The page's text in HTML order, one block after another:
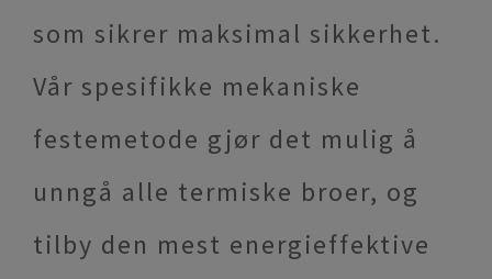
som sikrer maksimal sikkerhet.
Vår spesifikke mekaniske
festemetode gjør det mulig å
unngå alle termiske broer, og
tilby den mest energieffektive